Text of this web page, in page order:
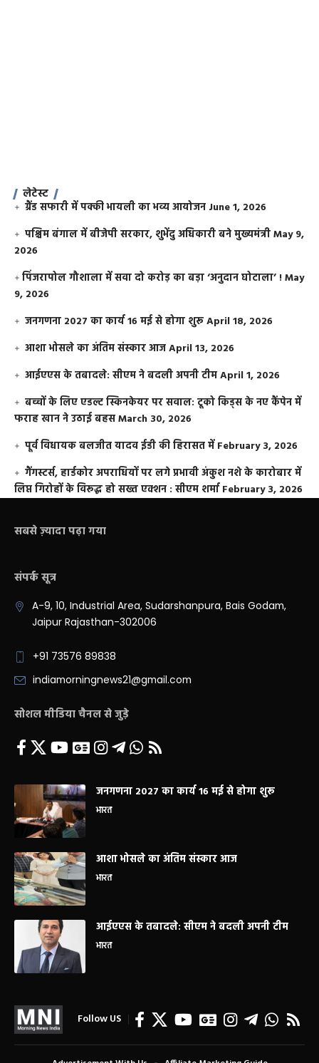
लेटेस्ट
ग्रैंड सफारी में पक्की भायली का भव्य आयोजन June 1, 2026
पश्चिम बंगाल में बीजेपी सरकार, शुभेंदु अधिकारी बने मुख्यमंत्रीMay 9,
2026
​पिंजरापोल गौशाला में सवा दो करोड़ का बड़ा ‘अनुदान घोटाला’ !May
9, 2026
जनगणना 2027 का कार्य 16 मई से होगा शुरूApril 18, 2026
आशा भोसले का अंतिम संस्कार आजApril 13, 2026
आईएएस के तबादले: सीएम ने बदली अपनी टीमApril 1, 2026
बच्चों के लिए एडल्ट स्किनकेयर पर सवाल: टूको किड्स के नए कैंपेन में
फराह खान ने उठाई बहसMarch 30, 2026
पूर्व विधायक बलजीत यादव ईडी की हिरासत में February 3, 2026
गैंगस्टर्स, हार्डकोर अपराधियों पर लगे प्रभावी अंकुश नशे के कारोबार में
लिप्त गिरोहों के विरूद्ध हो सख्त एक्शन : सीएम शर्मा February 3, 2026
सबसे ज़्यादा पढ़ा गया
संपर्क सूत्र
A-9, 10, Industrial Area, Sudarshanpura, Bais Godam,
Jaipur Rajasthan-302006
+91 73576 89838
indiamorningnews21@gmail.com
सोशल मीडिया चैनल से जुड़े
जनगणना 2027 का कार्य 16 मई से होगा शुरू
भारत
आशा भोसले का अंतिम संस्कार आज
भारत
आईएएस के तबादले: सीएम ने बदली अपनी टीम
भारत
Follow US